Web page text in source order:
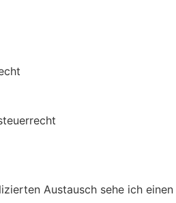
Austausch sehe ich